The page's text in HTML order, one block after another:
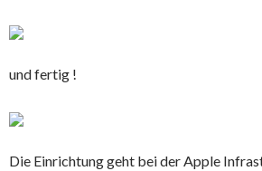
und fertig !
Die Einrichtung geht bei der Apple